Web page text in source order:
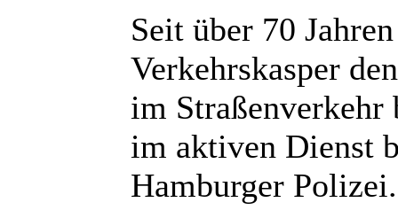
Seit über 70
Verkehrskasper
im Straßenverkehr
im aktiven Dienst
Hamburger Polizei.